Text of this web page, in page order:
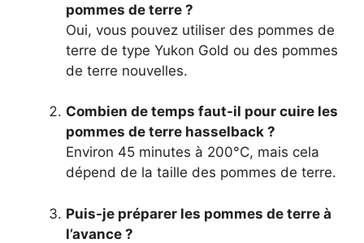
pommes de terre ?
Oui, vous pouvez utiliser des pommes de
terre de type Yukon Gold ou des pommes
de terre nouvelles.
Combien de temps faut-il pour cuire les
pommes de terre hasselback ?
Environ 45 minutes à 200°C, mais cela
dépend de la taille des pommes de terre.
Puis-je préparer les pommes de terre à
l’avance ?